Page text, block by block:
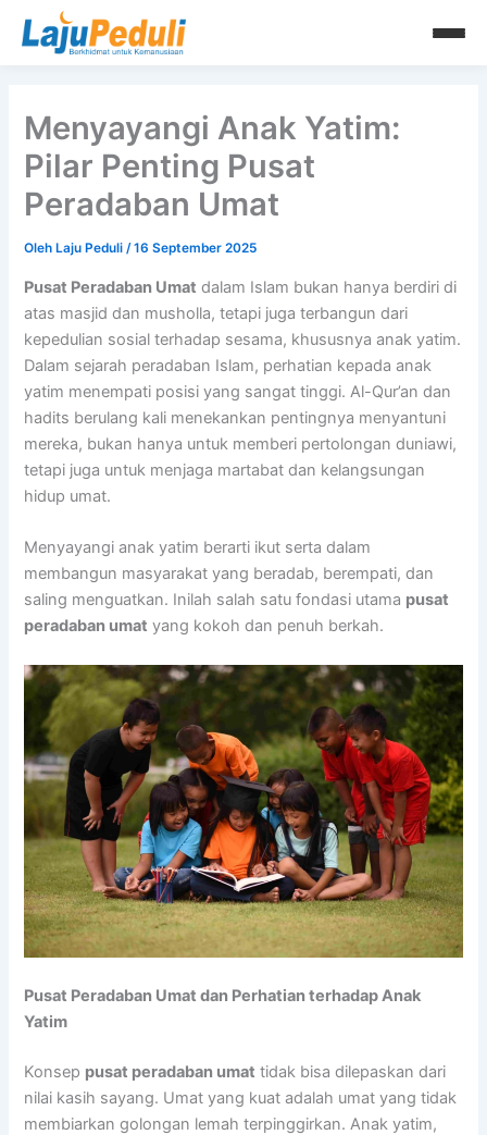
Menyayangi Anak Yatim:
Pilar Penting Pusat
Peradaban Umat
Oleh Laju Peduli/16 September 2025
Pusat Peradaban Umat dalam Islam bukan hanya berdiri di
atas masjid dan musholla, tetapi juga terbangun dari
kepedulian sosial terhadap sesama, khususnya anak yatim.
Dalam sejarah peradaban Islam, perhatian kepada anak
yatim menempati posisi yang sangat tinggi. Al-Qur’an dan
hadits berulang kali menekankan pentingnya menyantuni
mereka, bukan hanya untuk memberi pertolongan duniawi,
tetapi juga untuk menjaga martabat dan kelangsungan
hidup umat.
Menyayangi anak yatim berarti ikut serta dalam
membangun masyarakat yang beradab, berempati, dan
saling menguatkan. Inilah salah satu fondasi utama pusat
peradaban umat yang kokoh dan penuh berkah.
Pusat Peradaban Umat dan Perhatian terhadap Anak
Yatim
Konsep pusat peradaban umat tidak bisa dilepaskan dari
nilai kasih sayang. Umat yang kuat adalah umat yang tidak
membiarkan golongan lemah terpinggirkan. Anak yatim,